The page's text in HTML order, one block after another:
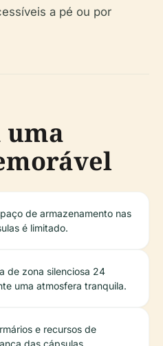
a pé ou por
uma
de armazenamento nas
é limitado.
de zona silenciosa 24
uma atmosfera tranquila.
e recursos de
das cápsulas.